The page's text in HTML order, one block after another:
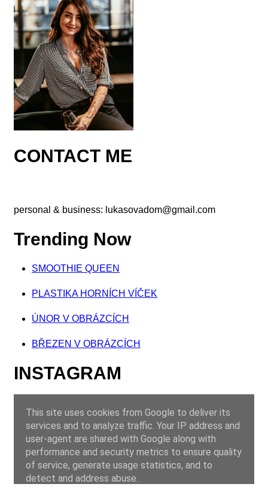
CONTACT ME
personal & business: lukasovadom@gmail.com
Trending Now
SMOOTHIE QUEEN
PLASTIKA HORNÍCH VÍČEK
ÚNOR V OBRÁZCÍCH
BŘEZEN V OBRÁZCÍCH
INSTAGRAM